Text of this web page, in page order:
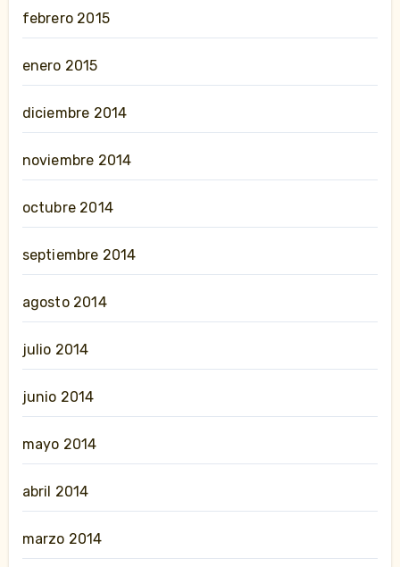
febrero 2015
enero 2015
diciembre 2014
noviembre 2014
octubre 2014
septiembre 2014
agosto 2014
julio 2014
junio 2014
mayo 2014
abril 2014
marzo 2014